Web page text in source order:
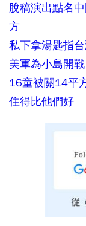
脫稿演出點名
方
私下拿湯匙指
美軍為小島開戰
16童被關14平
住得比他們好